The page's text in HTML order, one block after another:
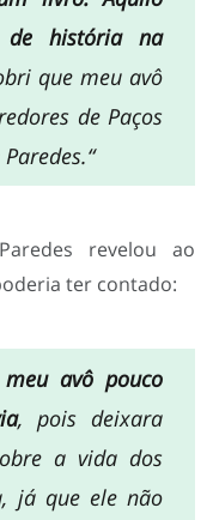
de história na
que meu avô
de Paços
“
revelou ao
ter contado:
meu avô pouco
, pois deixara
a vida dos
já que ele não